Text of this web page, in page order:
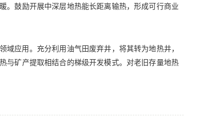
。鼓励开展中深层地热能长距离输热，形成可行商业
应用。充分利用油气田废弃井，将其转为地热井，
与矿产提取相结合的梯级开发模式。对老旧存量地热